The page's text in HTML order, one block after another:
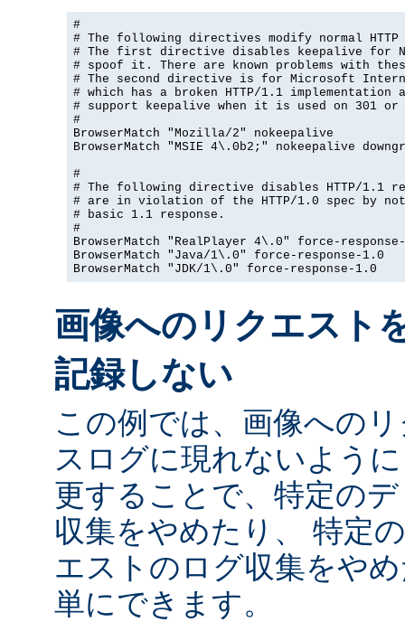
#
# The following directives modify normal HTTP
# The first directive disables keepalive for
# spoof it. There are known problems with
# The second directive is for Microsoft
# which has a broken HTTP/1.1 implementation
# support keepalive when it is used on 301
#
BrowserMatch "Mozilla/2" nokeepalive
BrowserMatch "MSIE 4\.0b2;" nokeepalive
#
# The following directive disables HTTP/1.1
# are in violation of the HTTP/1.0 spec by
# basic 1.1 response.
#
BrowserMatch "RealPlayer 4\.0" force-
BrowserMatch "Java/1\.0" force-response-1.0
BrowserMatch "JDK/1\.0" force-response-1.0
画像へのリクエスト
記録しない
この例では、画像への
スログに現れないよう
更することで、特定の
収集をやめたり、 特定
エストのログ収集をや
単にできます。